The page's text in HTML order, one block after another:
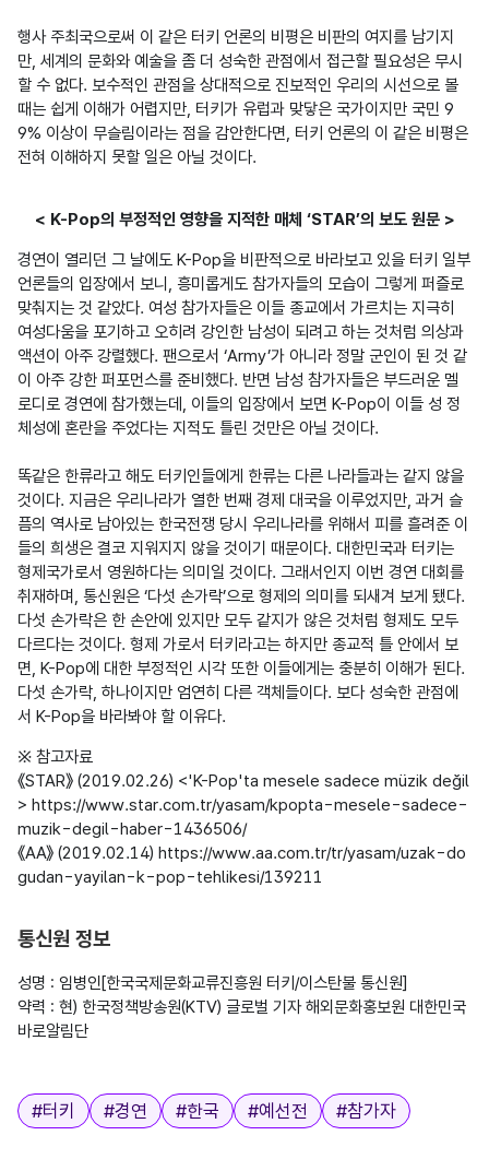
행사 주최국으로써 이 같은 터키 언론의 비평은 비판의 여지를 남기지
만, 세계의 문화와 예술을 좀 더 성숙한 관점에서 접근할 필요성은 무시
할 수 없다. 보수적인 관점을 상대적으로 진보적인 우리의 시선으로 볼
때는 쉽게 이해가 어렵지만, 터키가 유럽과 맞닿은 국가이지만 국민 9
9% 이상이 무슬림이라는 점을 감안한다면, 터키 언론의 이 같은 비평은
전혀 이해하지 못할 일은 아닐 것이다.
< K-Pop의 부정적인 영향을 지적한 매체 ‘STAR’의 보도 원문 >
경연이 열리던 그 날에도 K-Pop을 비판적으로 바라보고 있을 터키 일부
언론들의 입장에서 보니, 흥미롭게도 참가자들의 모습이 그렇게 퍼즐로
맞춰지는 것 같았다. 여성 참가자들은 이들 종교에서 가르치는 지극히
여성다움을 포기하고 오히려 강인한 남성이 되려고 하는 것처럼 의상과
액션이 아주 강렬했다. 팬으로서 ‘Army’가 아니라 정말 군인이 된 것 같
이 아주 강한 퍼포먼스를 준비했다. 반면 남성 참가자들은 부드러운 멜
로디로 경연에 참가했는데, 이들의 입장에서 보면 K-Pop이 이들 성 정
체성에 혼란을 주었다는 지적도 틀린 것만은 아닐 것이다.
똑같은 한류라고 해도 터키인들에게 한류는 다른 나라들과는 같지 않을
것이다. 지금은 우리나라가 열한 번째 경제 대국을 이루었지만, 과거 슬
픔의 역사로 남아있는 한국전쟁 당시 우리나라를 위해서 피를 흘려준 이
들의 희생은 결코 지워지지 않을 것이기 때문이다. 대한민국과 터키는
형제국가로서 영원하다는 의미일 것이다. 그래서인지 이번 경연 대회를
취재하며, 통신원은 ‘다섯 손가락’으로 형제의 의미를 되새겨 보게 됐다.
다섯 손가락은 한 손안에 있지만 모두 같지가 않은 것처럼 형제도 모두
다르다는 것이다. 형제 가로서 터키라고는 하지만 종교적 틀 안에서 보
면, K-Pop에 대한 부정적인 시각 또한 이들에게는 충분히 이해가 된다.
다섯 손가락, 하나이지만 엄연히 다른 객체들이다. 보다 성숙한 관점에
서 K-Pop을 바라봐야 할 이유다.
※ 참고자료
《STAR》 (2019.02.26) <'K-Pop'ta mesele sadece müzik değil
> https://www.star.com.tr/yasam/kpopta-mesele-sadece-
muzik-degil-haber-1436506/
《AA》 (2019.02.14) https://www.aa.com.tr/tr/yasam/uzak-do
gudan-yayilan-k-pop-tehlikesi/139211
통신원 정보
성명 : 임병인[한국국제문화교류진흥원 터키/이스탄불 통신원]
약력 : 현) 한국정책방송원(KTV) 글로벌 기자 해외문화홍보원 대한민국
바로알림단
태그
#터키 #경연 #한국 #예선전 #참가자